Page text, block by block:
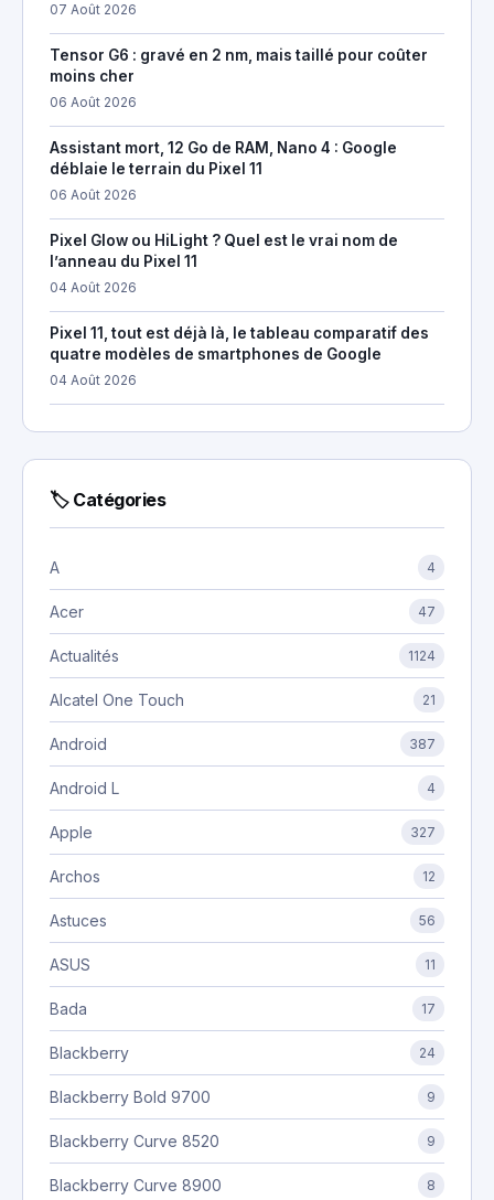
07 Août 2026
Tensor G6 : gravé en 2 nm, mais taillé pour coûter
moins cher
06 Août 2026
Assistant mort, 12 Go de RAM, Nano 4 : Google
déblaie le terrain du Pixel 11
06 Août 2026
Pixel Glow ou HiLight ? Quel est le vrai nom de
l’anneau du Pixel 11
04 Août 2026
Pixel 11, tout est déjà là, le tableau comparatif des
quatre modèles de smartphones de Google
04 Août 2026
🏷 Catégories
A 4
Acer 47
Actualités 1124
Alcatel One Touch 21
Android 387
Android L 4
Apple 327
Archos 12
Astuces 56
ASUS 11
Bada 17
Blackberry 24
Blackberry Bold 9700 9
Blackberry Curve 8520 9
Blackberry Curve 8900 8